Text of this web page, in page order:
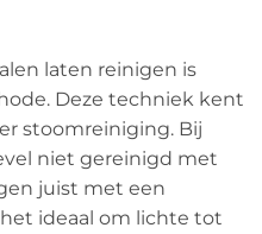
laten reinigen is
Deze techniek kent
stoomreiniging. Bij
niet gereinigd met
juist met een
ideaal om lichte tot